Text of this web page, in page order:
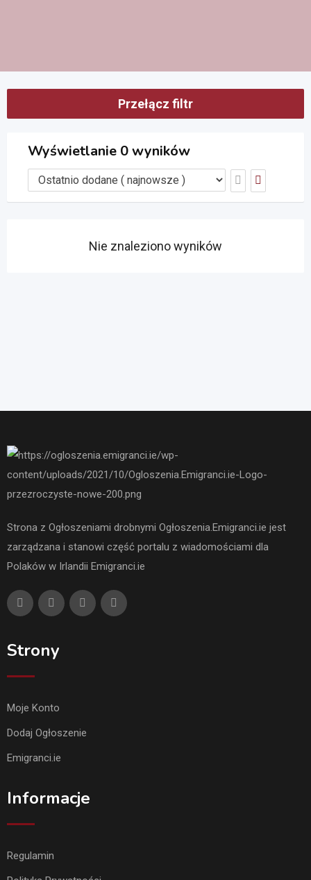
Przełącz filtr
Wyświetlanie 0 wyników
Nie znaleziono wyników
Strona z Ogłoszeniami drobnymi Ogłoszenia.Emigranci.ie jest
zarządzana i stanowi część portalu z wiadomościami dla
Polaków w Irlandii Emigranci.ie
Strony
Moje Konto
Dodaj Ogłoszenie
Emigranci.ie
Informacje
Regulamin